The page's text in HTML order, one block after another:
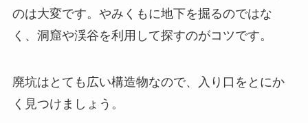
のは大変です。やみくもに地下を掘るのではな
く、洞窟や渓谷を利用して探すのがコツです。
廃坑はとても広い構造物なので、入り口をとにか
く見つけましょう。